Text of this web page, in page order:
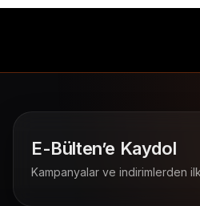
E-Bülten’e Kaydol
Kampanyalar ve indirimlerden